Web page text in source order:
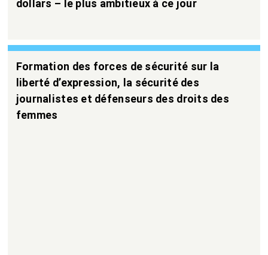
dollars – le plus ambitieux à ce jour
Formation des forces de sécurité sur la
liberté d’expression, la sécurité des
journalistes et défenseurs des droits des
femmes